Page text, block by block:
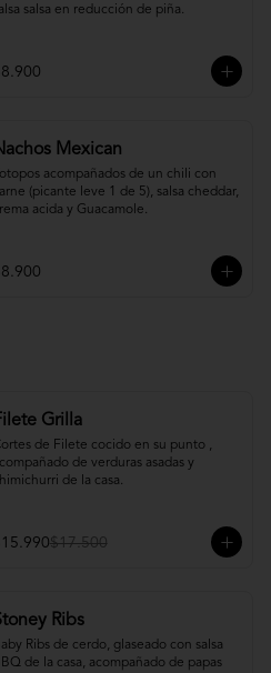
salsa en reducción de piña.
Mexican
acompañados de un chili con
(picante leve 1 de 5), salsa cheddar,
acida y Guacamole.
Grilla
de Filete cocido en su punto ,
de verduras asadas y
de la casa.
$17.500
Ribs
Ribs de cerdo, glaseado con salsa
de la casa, acompañado de papas